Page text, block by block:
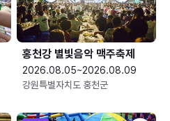
홍천강 별빛음악 맥주축제
2026.08.05~2026.08.09
강원특별자치도 홍천군